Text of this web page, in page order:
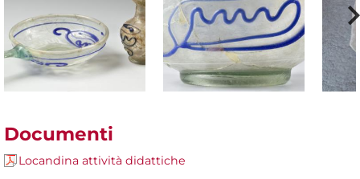
Documenti
Locandina attività didattiche